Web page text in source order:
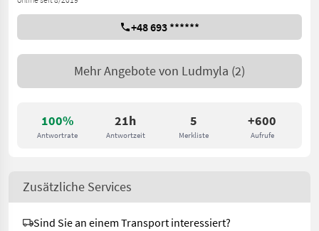
100%
Antwortrate
21h
Antwortzeit
5
Merkliste
+600
Aufrufe
+48 693 ******
Mehr Angebote von Ludmyla (2)
Zusätzliche Services
Sind Sie an einem Transport interessiert?